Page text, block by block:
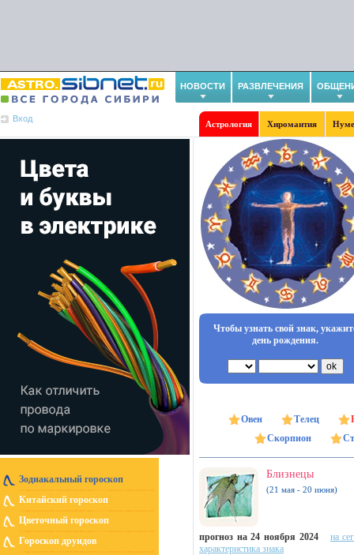
НОВОСТИ РАЗВЛЕЧЕНИЯ
Вход
Астрология Хиромантия
Зодиакальный гороскоп
Китайский гороскоп
Цветочный гороскоп
Гороскоп друидов
Чтобы узнать свой знак,
день рождения.
Овен Телец
Скорпион
Близнецы
(21 мая - 20 июня)
прогноз на 24 ноября 2024
на
характеристика знака